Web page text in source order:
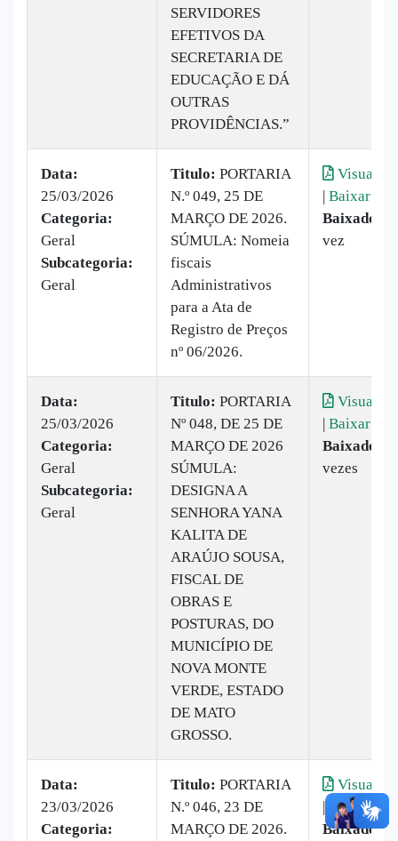
SERVIDORES
EFETIVOS DA
SECRETARIA DE
EDUCAÇÃO E DÁ
OUTRAS
PROVIDÊNCIAS.”
Data:
25/03/2026
Categoria:
Geral
Subcategoria:
Geral
Titulo: PORTARIA
N.º 049, 25 DE
MARÇO DE 2026.
SÚMULA: Nomeia
fiscais
Administrativos
para a Ata de
Registro de Preços
nº 06/2026.
| Baixar
Baixado:
vez
Data:
25/03/2026
Categoria:
Geral
Subcategoria:
Geral
Titulo: PORTARIA
Nº 048, DE 25 DE
MARÇO DE 2026
SÚMULA:
DESIGNA A
SENHORA YANA
KALITA DE
ARAÚJO SOUSA,
FISCAL DE
OBRAS E
POSTURAS, DO
MUNICÍPIO DE
NOVA MONTE
VERDE, ESTADO
DE MATO
GROSSO.
| Baixar
Baixado:
vezes
Data:
23/03/2026
Categoria:
Titulo: PORTARIA
N.º 046, 23 DE
MARÇO DE 2026.
|
Baixar
Baixado:2